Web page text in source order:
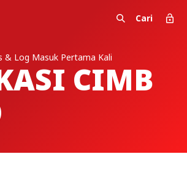
Cari
& Log Masuk Pertama Kali
CIMB